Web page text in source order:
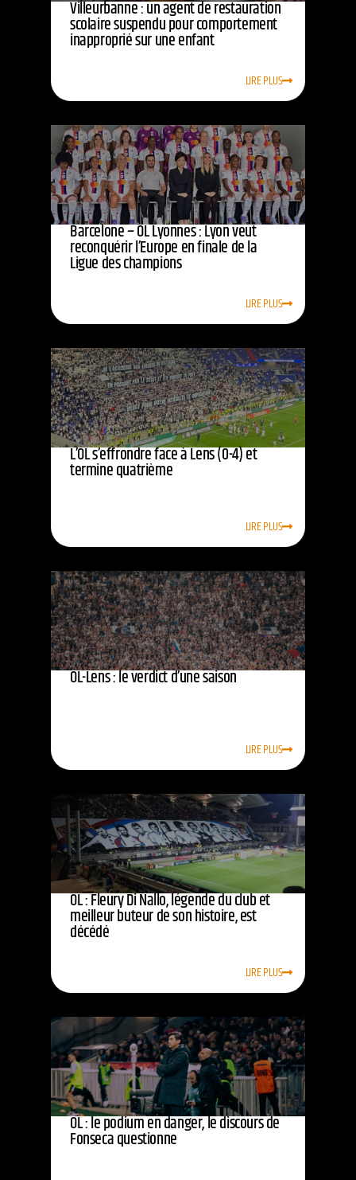
Villeurbanne : un agent de restauration
scolaire suspendu pour comportement
inapproprié sur une enfant
LIRE PLUS
Barcelone – OL Lyonnes : Lyon veut
reconquérir l’Europe en finale de la
Ligue des champions
LIRE PLUS
L’OL s’effrondre face à Lens (0-4) et
termine quatrième
LIRE PLUS
OL-Lens : le verdict d’une saison
LIRE PLUS
OL : Fleury Di Nallo, légende du club et
meilleur buteur de son histoire, est
décédé
LIRE PLUS
OL : le podium en danger, le discours de
Fonseca questionne